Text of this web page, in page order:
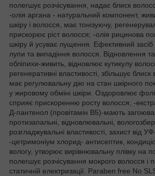
полегшує розчісування, надає блиск
-олія аргана - натуральний компонент,
шкіру і волосся, має тонізуючу,
прискорює ріст волосся; -олія рицинова
шкіру й усуває лущення. Ефективний
лупи та випадіння волосся. Відновлення
обліпихи-живить, відновлює кутикулу
регенеративні властивості, збільшує блиск
має регулювальну дію на стан шкірного
у жировому обміні шкіри. Оздоровлює
сприяє прискоренню росту волосся; -
Д-пантенол (провітамін В5)-мають
протизапальні, відновлювальні,
розгладжувальні властивості, захист від
-цетримоніум хлорид- антисептик,
вологу, утворює вирівнювальну плівку на
полегшує розчісування мокрого волосся і
статичній електризації. Paraben free No